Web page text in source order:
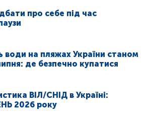
про себе під час
води на пляжах України станом
де безпечно купатися
ВІЛ/СНІД в Україні:
2026 року